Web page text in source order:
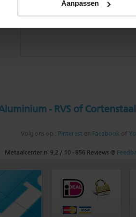
Aanpassen
- RVS of
Volg ons op : Pinterest en Facebook of
Metaalcenter.nl 9,2 / 10 -856 Reviews @